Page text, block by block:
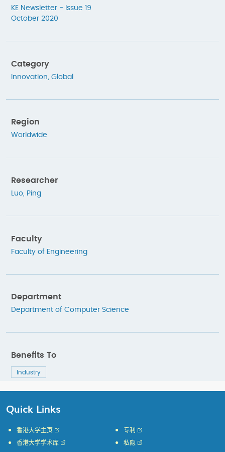
KE Newsletter - Issue 19
October 2020
Category
Innovation Global
Region
Worldwide
Researcher
Luo, Ping
Faculty
Faculty of Engineering
Department
Department of Computer Science
Benefits To
Industry
Quick Links
香港大学主页
香港大学学术库
专利
私隐